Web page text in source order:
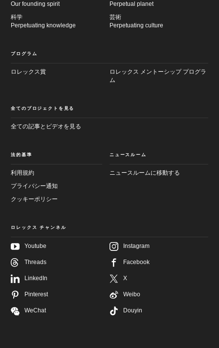
メ
イ
画
へ
進
む
フ
タ
ー
進
Our founding spirit
Perpetual planet
科学
Perpetuating knowledge
芸術
Perpetuating culture
プログラム
ロレックス賞
ロレックス メントーシップ プログラ
ム
全てのプロジェクトを見る
全ての記事とビデオを見る
法的基準
利用規約
プライバシー通知
クッキーポリシー
ニュースルーム
ニュースルームに移動する
ロレックス チャンネル
Youtube Instagram
Threads Facebook
LinkedIn X
Pinterest Weibo
WeChat Douyin